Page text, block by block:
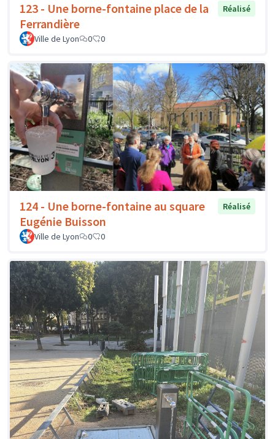
123 - Une borne-fontaine place de la
Ferrandière
Réalisé
Ville de Lyon 0 0
124 - Une borne-fontaine au square
Eugénie Buisson
Réalisé
Ville de Lyon 0 0